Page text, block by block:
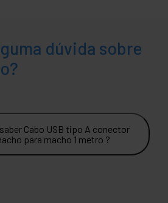
dúvida sobre
Cabo USB tipo A conector
para macho 1 metro ?